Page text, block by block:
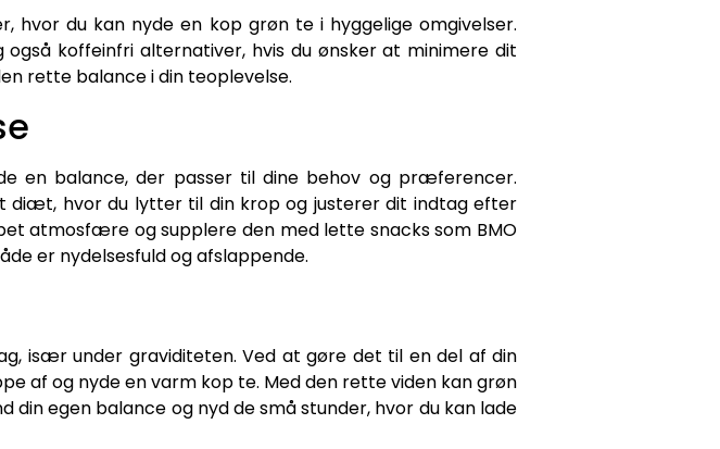
hvor du kan nyde en kop grøn te i hyggelige omgivelser.
koffeinfri alternativer, hvis du ønsker at minimere dit
rette balance i din teoplevelse.
en balance, der passer til dine behov og præferencer.
diæt, hvor du lytter til din krop og justerer dit indtag efter
atmosfære og supplere den med lette snacks som BMO
er nydelsesfuld og afslappende.
især under graviditeten. Ved at gøre det til en del af din
af og nyde en varm kop te. Med den rette viden kan grøn
egen balance og nyd de små stunder, hvor du kan lade